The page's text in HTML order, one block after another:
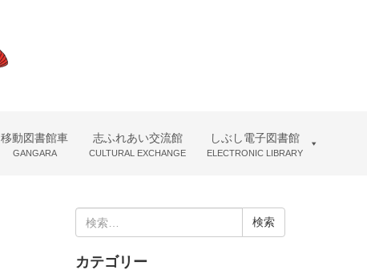
移動図書館車
GANGARA
志ふれあい交流館
CULTURAL EXCHANGE
しぶし電子図書館
ELECTRONIC LIBRARY
索:
カテゴリー